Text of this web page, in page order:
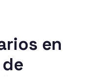
en